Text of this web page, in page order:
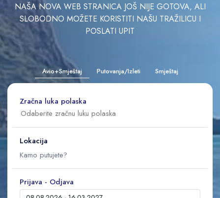
NAŠA NOVA WEB STRANICA JOŠ NIJE GOTOVA, ALI
SLOBODNO MOŽETE KORISTITI NAŠU TRAŽILICU I
POSLATI UPIT
Avio+Smještaj Putovanja/Izleti Smještaj
Zračna luka polaska
Lokacija
Prijava - Odjava